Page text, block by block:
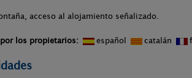
acceso al alojamiento señalizado.
los propietarios: español catalán